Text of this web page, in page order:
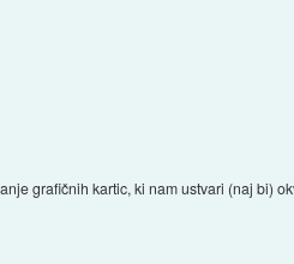
grafičnih kartic, ki nam ustvari (naj bi)